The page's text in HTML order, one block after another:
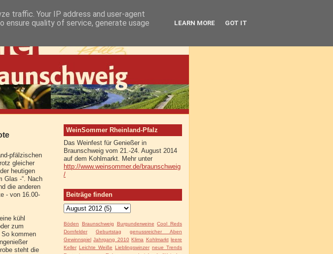
pfälzischen
gleicher
heutigen
Glas -“. Nach
die anderen
- von 16.00-
kühl
zum
kommen
steht die
WeinSommer Rheinland-Pfalz
Das Weinfest für Genießer in
Braunschweig vom 21.-24. August 2014
auf dem Kohlmarkt. Mehr unter
http://www.weinsommer.de/braunschweig
/
Beiträge finden
Böden Braunschweig Burgunderweine Cool Reds
Dornfelder
Geburtstag
genussreicher Aben
Gewinnspiel Jahrgang 2010 Klima Kohlmarkt leere
Keller Leichte Weiße Lieblingswinzer neue Trends
traffic. Your IP address and user-agent
ensure quality of service, generate usage
LEARN MORE GOT IT